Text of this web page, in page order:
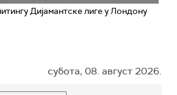
Дијамантске лиге у Лондону
субота, 08. август 2026.